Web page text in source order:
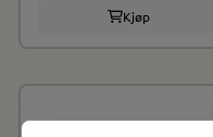
Kjøp
Aroma for selvblanding